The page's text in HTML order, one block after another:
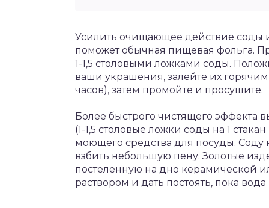
Усилить очищающее действие соды
поможет обычная пищевая фольга.
1-1,5 столовыми ложками соды.
ваши украшения, залейте их
часов), затем промойте и просушите.
Более быстрого чистящего эффекта
(1-1,5 столовые ложки соды на 1
моющего средства для посуды. Соду
взбить небольшую пену. Золотые
постеленную на дно керамической
раствором и дать постоять, пока вода